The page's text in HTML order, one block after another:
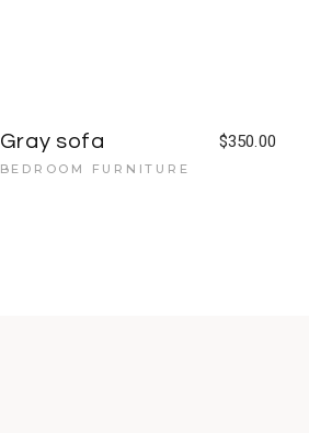
Gray sofa $350.00
BEDROOM FURNITURE